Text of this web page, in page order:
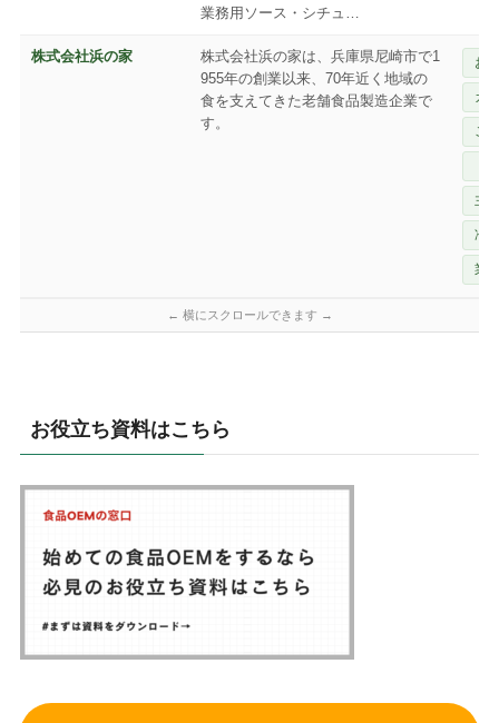
業務用ソース・シチュ…
株式会社浜の家
株式会社浜の家は、兵庫県尼崎市で1
955年の創業以来、70年近く地域の
食を支えてきた老舗食品製造企業で
す。
お
カ
ご
主
冷
業
お役立ち資料はこちら